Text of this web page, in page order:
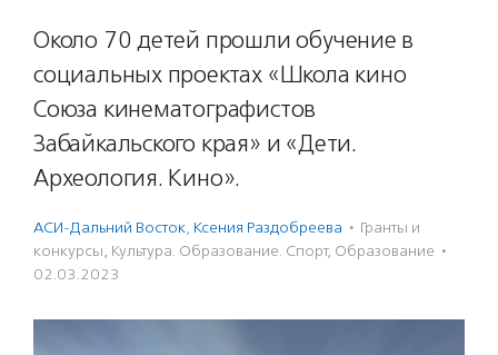
Около 70 детей прошли обучение в
социальных проектах «Школа кино
Союза кинематографистов
Забайкальского края» и «Дети.
Археология. Кино».
АСИ-Дальний Восток, Ксения Раздобреева · Гранты и
конкурсы, Культура. Образование. Спорт, Образование ·
02.03.2023